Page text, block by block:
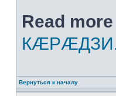
Read more
Вернуться к началу